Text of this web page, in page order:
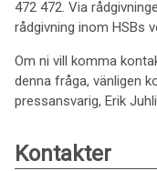
472 472. Via
rådgivning inom HSBs
Om ni vill komma
denna fråga, vänligen
pressansvarig, Erik
Kontakter